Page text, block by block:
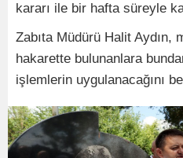
kararı ile bir hafta süreyle
Zabıta Müdürü Halit Aydın,
hakarette bulunanlara
işlemlerin uygulanacağını